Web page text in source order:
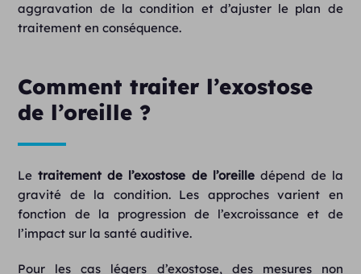
aggravation de la condition et d’ajuster le plan de
traitement en conséquence.
Comment traiter l’exostose
de l’oreille ?
Letraitement de l’exostose de l’oreilledépend de la
gravité de la condition. Les approches varient en
fonction de la progression de l’excroissance et de
l’impact sur la santé auditive.
Pour les cas légers d’exostose, des mesures non